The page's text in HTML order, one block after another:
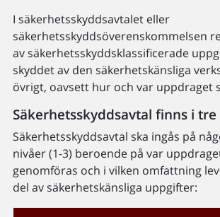
I säkerhetsskyddsavtalet eller
säkerhetsskyddsöverenskommelsen
av säkerhetsskydds­klassificerade
skyddet av den säkerhetskänsliga
övrigt, oavsett hur och var uppdraget
Säkerhetsskyddsavtal finns i
Säkerhetsskyddsavtal ska ingås på
nivåer (1-3) beroende på var
genomföras och i vilken omfattning
del av säkerhetskänsliga uppgifter: